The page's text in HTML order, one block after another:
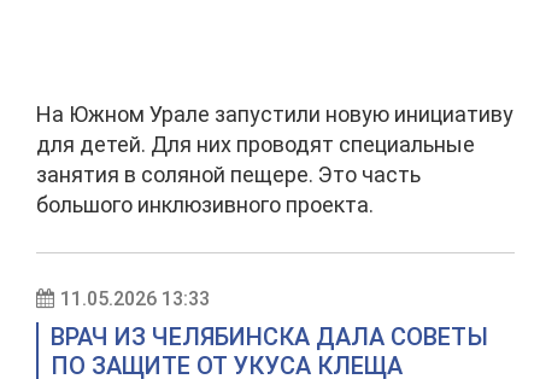
На Южном Урале запустили новую инициативу
для детей. Для них проводят специальные
занятия в соляной пещере. Это часть
большого инклюзивного проекта.
11.05.2026 13:33
ВРАЧ ИЗ ЧЕЛЯБИНСКА ДАЛА СОВЕТЫ
ПО ЗАЩИТЕ ОТ УКУСА КЛЕЩА